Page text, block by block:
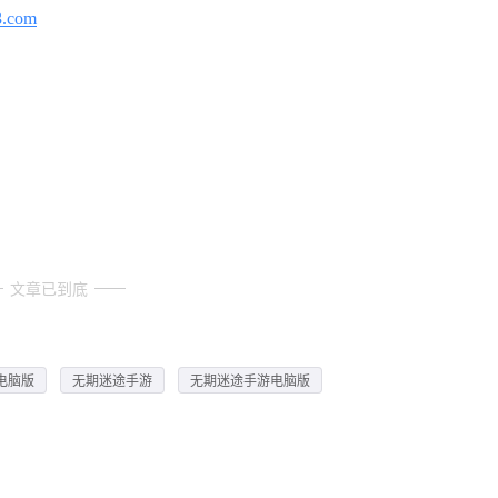
文章已到底
脑版 无期迷途手游 无期迷途手游电脑版